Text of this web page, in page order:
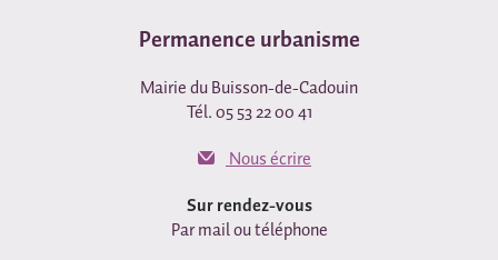
Permanence urbanisme
Mairie du Buisson-de-Cadouin
Tél. 05 53 22 00 41
Nous écrire
Sur rendez-vous
Par mail ou téléphone